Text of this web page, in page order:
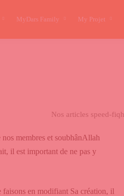
MyDars Family My Projet
Nos articles speed-fiqh
membres et soubhânAllah
il est important de ne pas y
faisons en modifiant Sa création, il